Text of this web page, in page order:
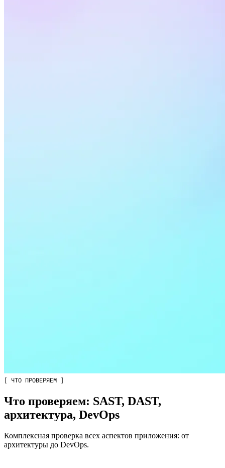
[ ЧТО ПРОВЕРЯЕМ ]
Что проверяем: SAST, DAST,
архитектура, DevOps
Комплексная проверка всех аспектов приложения: от
архитектуры до DevOps.